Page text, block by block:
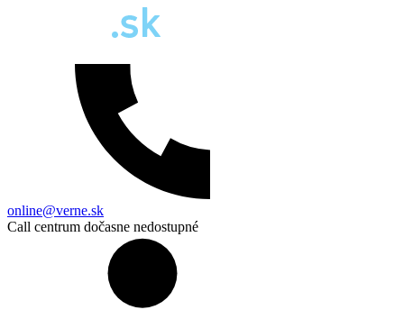
online@verne.sk
Call centrum dočasne nedostupné